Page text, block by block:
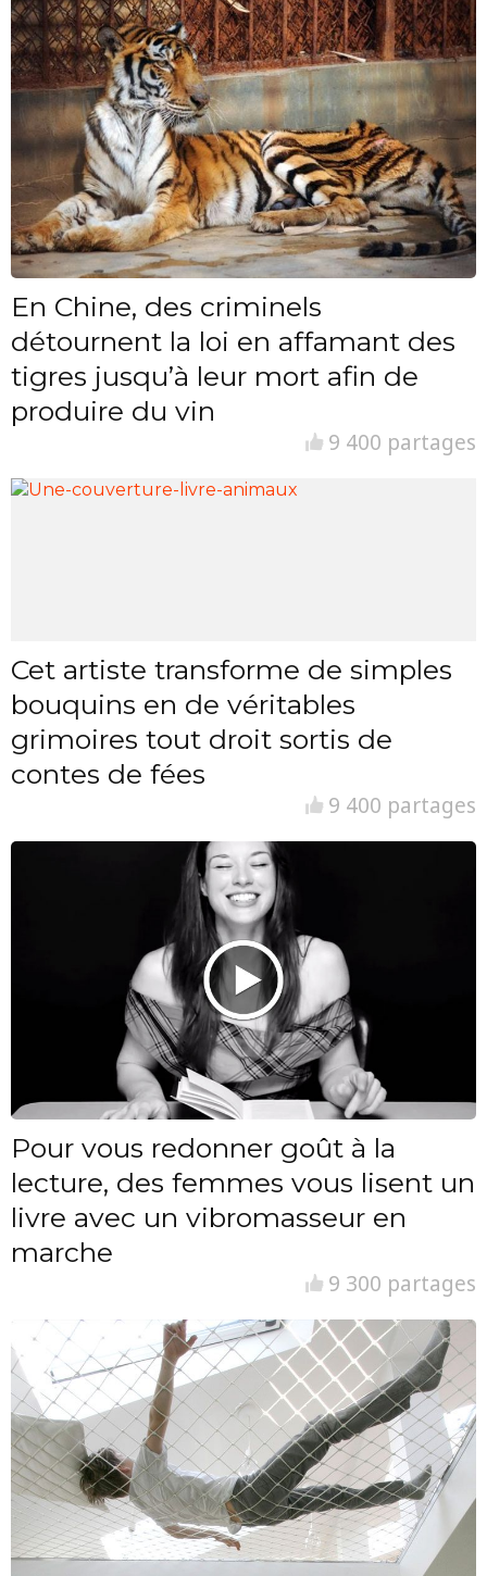
En Chine, des criminels
détournent la loi en affamant des
tigres jusqu’à leur mort afin de
produire du vin
9 400 partages
Cet artiste transforme de simples
bouquins en de véritables
grimoires tout droit sortis de
contes de fées
9 400 partages
Pour vous redonner goût à la
lecture, des femmes vous lisent un
livre avec un vibromasseur en
marche
9 300 partages